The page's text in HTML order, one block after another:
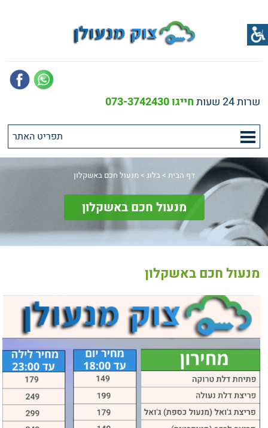
שרות 24 שעות חייגו 073-3742430
דף הבית >בלוג >מנעול חכם באשקלון
מנעול חכם באשקלון
מנעול חכם באשקלון